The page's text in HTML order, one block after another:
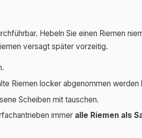
Hebeln Sie einen Riemen
versagt später vorzeitig.
Riemen locker abgenommen werden
Scheiben mit tauschen.
immer alle Riemen als